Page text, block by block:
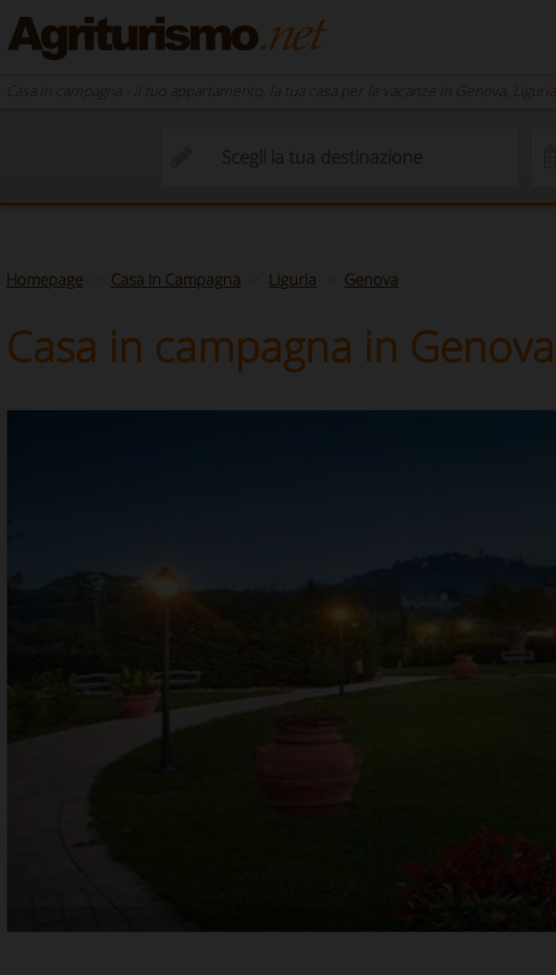
Casa in campagna - il tuo appartamento, la tua casa per le vacanze in Genova, Liguria
Homepage Casa In Campagna Liguria Genova
Casa in campagna in